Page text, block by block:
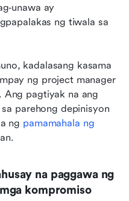
ay
ng tiwala sa
kadalasang kasama
ng project manager
Ang pagtiyak na ang
parehong depinisyon
ng pamamahala ng
na paggawa ng
kompromiso